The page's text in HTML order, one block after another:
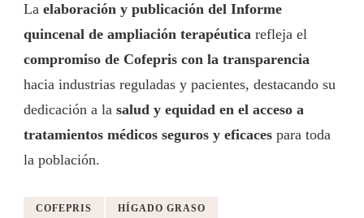
La elaboración y publicación del Informe
quincenal de ampliación terapéutica refleja el
compromiso de Cofepris con la transparencia
hacia industrias reguladas y pacientes, destacando su
dedicación a la salud y equidad en el acceso a
tratamientos médicos seguros y eficaces para toda
la población.
COFEPRIS HÍGADO GRASO